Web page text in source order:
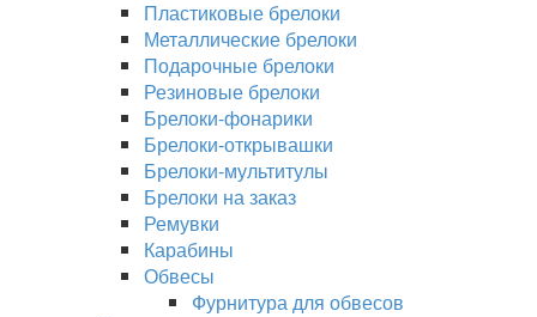
Пластиковые брелоки
Металлические брелоки
Подарочные брелоки
Резиновые брелоки
Брелоки-фонарики
Брелоки-открывашки
Брелоки-мультитулы
Брелоки на заказ
Ремувки
Карабины
Обвесы
Фурнитура для обвесов